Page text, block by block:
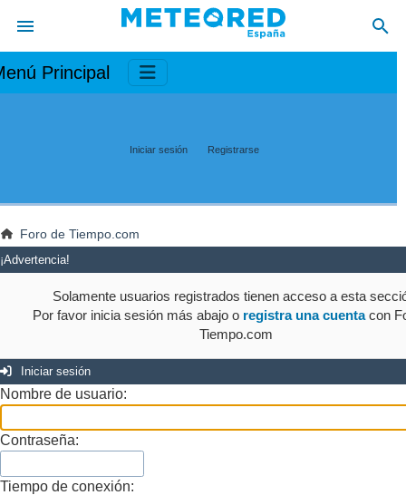
Principal
Iniciar sesión Registrarse
Foro de Tiempo.com
¡Advertencia!
Solamente usuarios registrados tienen acceso a esta
Por favor inicia sesión más abajo o registra una cuentacon
Tiempo.com
Iniciar sesión
Nombre de usuario:
Contraseña:
Tiempo de conexión: